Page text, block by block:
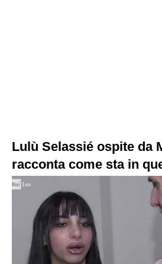
Lulù Selassié ospite da
racconta come sta in